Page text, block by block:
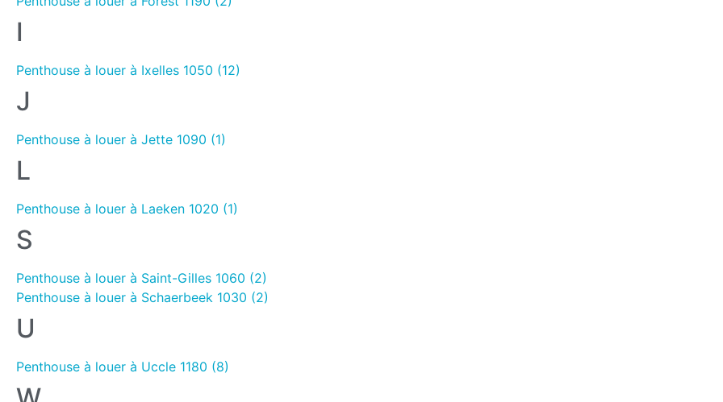
I
Penthouse à louer à Ixelles 1050 (12)
J
Penthouse à louer à Jette 1090 (1)
L
Penthouse à louer à Laeken 1020 (1)
S
Penthouse à louer à Saint-Gilles 1060 (2)
Penthouse à louer à Schaerbeek 1030 (2)
U
Penthouse à louer à Uccle 1180 (8)